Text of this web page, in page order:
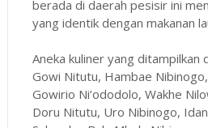
berada di daerah pesisir ini
yang identik dengan makanan
Aneka kuliner yang ditampilkan
Gowi Nitutu, Hambae
Gowirio Ni’ododolo, Wakhe
Doru Nitutu, Uro Nibinogo,